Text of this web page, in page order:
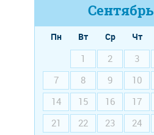
Сентябрь
Пн Вт Ср Чт
1
2 3
7
8 9 10
14
15 16 17
21
22 23 24